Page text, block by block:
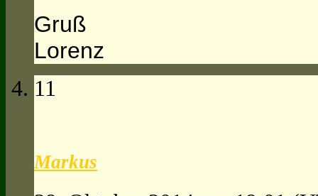
Gruß
Lorenz
11
Markus